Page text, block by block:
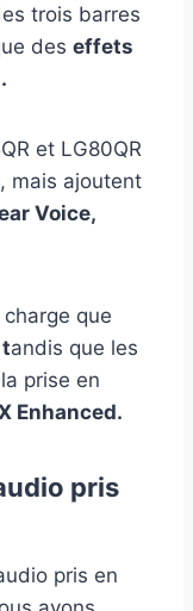
trois barres
des effets
et LG80QR
mais ajoutent
Voice,
que
andis que les
prise en
Enhanced.
pris
pris en